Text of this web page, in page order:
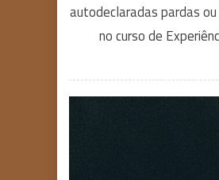
autodeclaradas pardas
no curso de